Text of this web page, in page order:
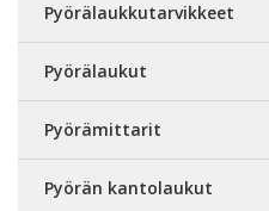
Pyörälaukkutarvikkeet
Pyörälaukut
Pyörämittarit
Pyörän kantolaukut